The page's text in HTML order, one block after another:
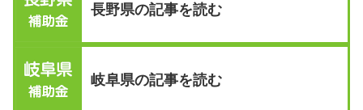
長野県の記事を読む
岐阜県の記事を読む